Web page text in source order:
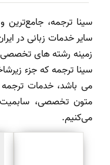
سینا ترجمه، جامع‌ترین
سایر خدمات زبانی در
زمینه رشته های تخصصی
سینا ترجمه که جزء
می باشد، خدمات
متون تخصصی، سابمیت
می‌کنیم.